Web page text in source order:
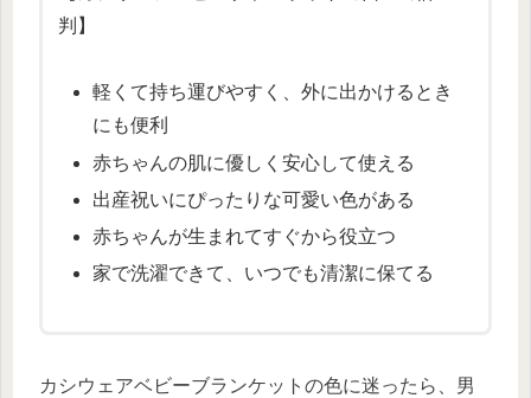
判】
軽くて持ち運びやすく、外に出かけるとき
にも便利
赤ちゃんの肌に優しく安心して使える
出産祝いにぴったりな可愛い色がある
赤ちゃんが生まれてすぐから役立つ
家で洗濯できて、いつでも清潔に保てる
カシウェアベビーブランケットの色に迷ったら、男